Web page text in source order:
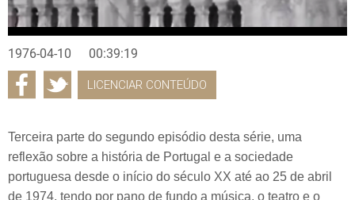
1976-04-10 00:39:19
LICENCIAR CONTEÚDO
Terceira parte do segundo episódio desta série, uma
reflexão sobre a história de Portugal e a sociedade
portuguesa desde o início do século XX até ao 25 de abril
de 1974, tendo por pano de fundo a música, o teatro e o